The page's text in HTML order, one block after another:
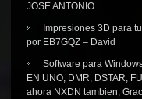
JOSE ANTONIO
Impresiones 3D para
por EB7GQZ – David
Software para
EN UNO, DMR, DSTAR,
ahora NXDN tambien,